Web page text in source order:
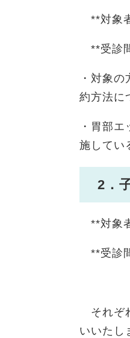
**対象
**受診
・対象
約方法に
・胃部
施してい
2．
**対象
**受診
30歳
それぞ
いいたし